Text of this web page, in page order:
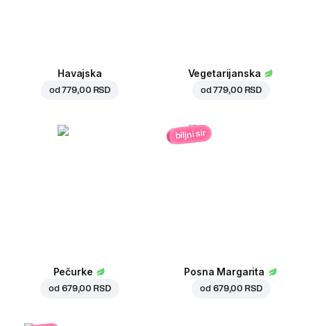
Havajska
od779,00 RSD
Vegetarijanska
od779,00 RSD
Pečurke
od 679,00 RSD
biljni sir
Posna Margarita
od 679,00 RSD